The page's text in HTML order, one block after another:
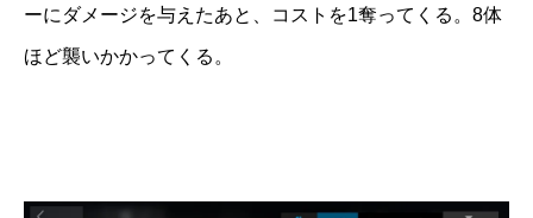
ーにダメージを与えたあと、コストを1奪ってくる。8体
ほど襲いかかってくる。